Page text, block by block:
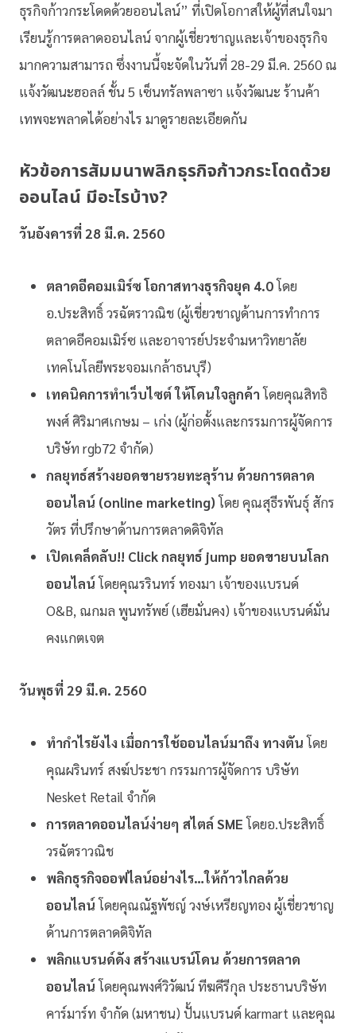
ธุรกิจก้าวกระโดดด้วยออนไลน์” ที่เปิดโอกาสให้ผู้ที่สนใจมา
เรียนรู้การตลาดออนไลน์ จากผู้เชี่ยวชาญและเจ้าของธุรกิจ
มากความสามารถ ซึ่งงานนี้จะจัดในวันที่ 28-29 มี.ค. 2560 ณ
แจ้งวัฒนะฮอลล์ ชั้น 5 เซ็นทรัลพลาซา แจ้งวัฒนะ ร้านค้า
เทพจะพลาดได้อย่างไร มาดูรายละเอียดกัน
หัวข้อการสัมมนาพลิกธุรกิจก้าวกระโดดด้วย
ออนไลน์ มีอะไรบ้าง?
วันอังคารที่ 28 มี.ค. 2560
ตลาดอีคอมเมิร์ซ โอกาสทางธุรกิจยุค 4.0โดย
อ.ประสิทธิ์ วรฉัตราวณิช (ผู้เชี่ยวชาญด้านการทำการ
ตลาดอีคอมเมิร์ซ และอาจารย์ประจำมหาวิทยาลัย
เทคโนโลยีพระจอมเกล้าธนบุรี)
เทคนิคการทำเว็บไซต์ ให้โดนใจลูกค้าโดยคุณสิทธิ
พงศ์ ศิริมาศเกษม – เก่ง (ผู้ก่อตั้งและกรรมการผู้จัดการ
บริษัท rgb72 จำกัด)
กลยุทธ์สร้างยอดขายรวยทะลุร้าน ด้วยการตลาด
ออนไลน์ (online marketing)โดย คุณสุธีรพันธุ์ สักร
วัตร ที่ปรึกษาด้านการตลาดดิจิทัล
เปิดเคล็ดลับ!! Click กลยุทธ์ jump ยอดขายบนโลก
ออนไลน์โดยคุณรรินทร์ ทองมา เจ้าของแบรนด์
O&B, ณกมล พูนทรัพย์ (เฮียมั่นคง) เจ้าของแบรนด์มั่น
คงแกตเจต
วันพุธที่ 29 มี.ค. 2560
ทำกำไรยังไง เมื่อการใช้ออนไลน์มาถึง ทางตันโดย
คุณผรินทร์ สงฆ์ประชา กรรมการผู้จัดการ บริษัท
Nesket Retail จำกัด
การตลาดออนไลน์ง่ายๆ สไตล์ SMEโดยอ.ประสิทธิ์
วรฉัตราวณิช
พลิกธุรกิจออฟไลน์อย่างไร…ให้ก้าวไกลด้วย
ออนไลน์โดยคุณณัฐพัชญ์ วงษ์เหรียญทอง ผู้เชี่ยวชาญ
ด้านการตลาดดิจิทัล
พลิกแบรนด์ดัง สร้างแบรน์โดน ด้วยการตลาด
ออนไลน์โดยคุณพงศ์วิวัฒน์ ทีฆคีรีกุล ประธานบริษัท
คาร์มาร์ท จำกัด (มหาชน) ปั้นแบรนด์ karmart และคุณ